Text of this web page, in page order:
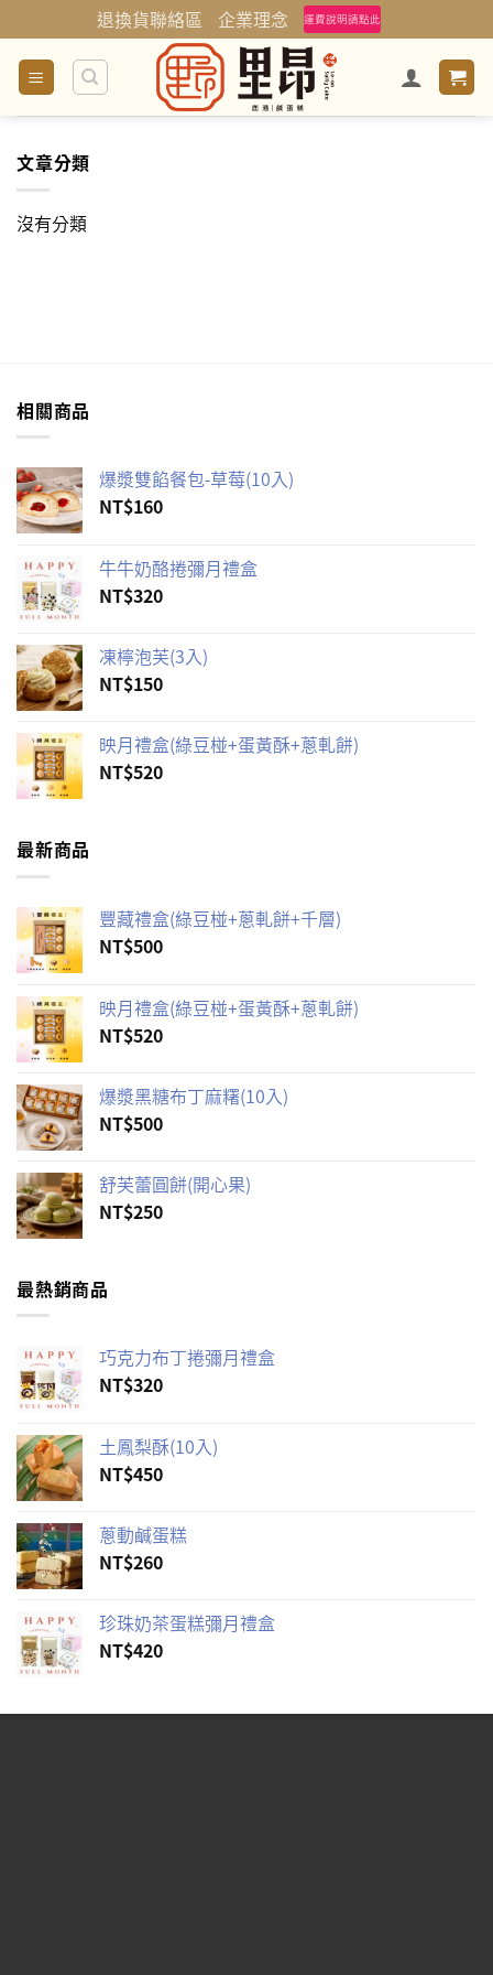
to
content
退換貨聯絡區 企業理念 運費說明請點此
文章分類
沒有分類
相關商品
爆漿雙餡餐包-草莓(10入)
NT$160
牛牛奶酪捲彌月禮盒
NT$320
凍檸泡芙(3入)
NT$150
映月禮盒(綠豆椪+蛋黃酥+蔥軋餅)
NT$520
最新商品
豐藏禮盒(綠豆椪+蔥軋餅+千層)
NT$500
映月禮盒(綠豆椪+蛋黃酥+蔥軋餅)
NT$520
爆漿黑糖布丁麻糬(10入)
NT$500
舒芙蕾圓餅(開心果)
NT$250
最熱銷商品
巧克力布丁捲彌月禮盒
NT$320
土鳳梨酥(10入)
NT$450
蔥動鹹蛋糕
NT$260
珍珠奶茶蛋糕彌月禮盒
NT$420